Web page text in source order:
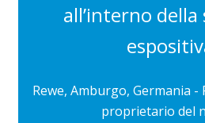
all’interno
Rewe, Amburgo, Germania -
proprietario del